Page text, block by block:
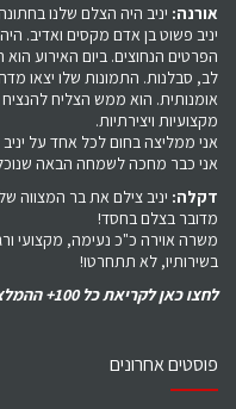
אורנה: יניב היה הצלם שלנו
יניב פשוט בן אדם מקסים ואדיב.
הפרטים הנחוצים. ביום האירוע
לב, סבלנות. התמונות שלו יצאו
אומנותית. הוא ממש הצליח
מקצועיות ויצירתיות.
אני ממליצה בחום לכל אחד על
אני כבר מחכה לשמחה הבאה
דקלה: יניב צילם את בר המצווה
מדובר בצלם בחסד!
משרה אוירה כ"כ נעימה, מקצועי
בשירותיו, לא תתחרטו!
לחצו כאן לקריאת כל 100+ ההמלצות עלינו בגוגל!
פוסטים אחרונים